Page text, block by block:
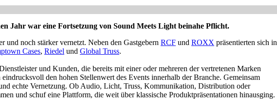
Jahr war eine Fortsetzung von Sound Meets Light beinahe Pflicht.
und noch stärker vernetzt. Neben den Gastgebern RCF und ROXX präsentierten sich in
Cases, Riedel und Global Truss.
und Kunden, die bereits mit einer oder mehreren der vertretenen Marken
den hohen Stellenwert des Events innerhalb der Branche. Gemeinsam
echte Vernetzung. Ob Audio, Licht, Truss, Kommunikation, Distribution oder
und schuf eine Plattform, die weit über klassische Produktpräsentationen hinausging.